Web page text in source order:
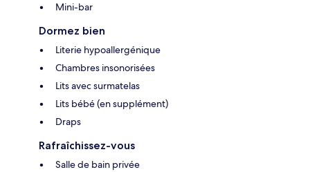
Mini-bar
Dormez bien
Literie hypoallergénique
Chambres insonorisées
Lits avec surmatelas
Lits bébé (en supplément)
Draps
Rafraîchissez-vous
Salle de bain privée